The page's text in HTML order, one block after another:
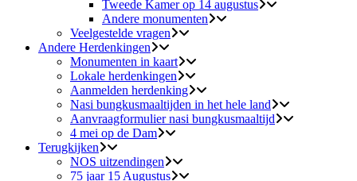
Tweede Kamer op 14 augustus
Andere monumenten
Veelgestelde vragen
Andere Herdenkingen
Monumenten in kaart
Lokale herdenkingen
Aanmelden herdenking
Nasi bungkusmaaltijden in het hele land
Aanvraagformulier nasi bungkusmaaltijd
4 mei op de Dam
Terugkijken
NOS uitzendingen
75 jaar 15 Augustus